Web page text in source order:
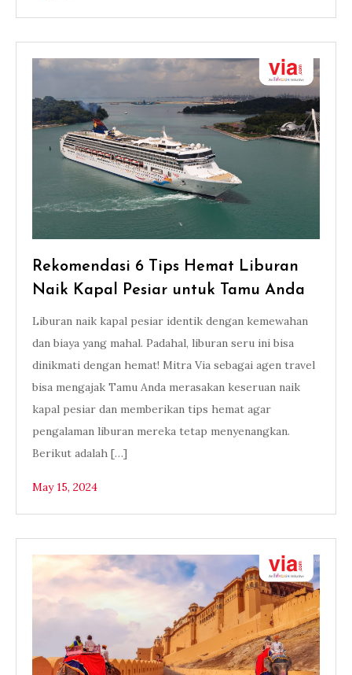
Rekomendasi 6 Tips Hemat Liburan
Naik Kapal Pesiar untuk Tamu Anda
Liburan naik kapal pesiar identik dengan kemewahan
dan biaya yang mahal. Padahal, liburan seru ini bisa
dinikmati dengan hemat! Mitra Via sebagai agen travel
bisa mengajak Tamu Anda merasakan keseruan naik
kapal pesiar dan memberikan tips hemat agar
pengalaman liburan mereka tetap menyenangkan.
Berikut adalah […]
May 15, 2024